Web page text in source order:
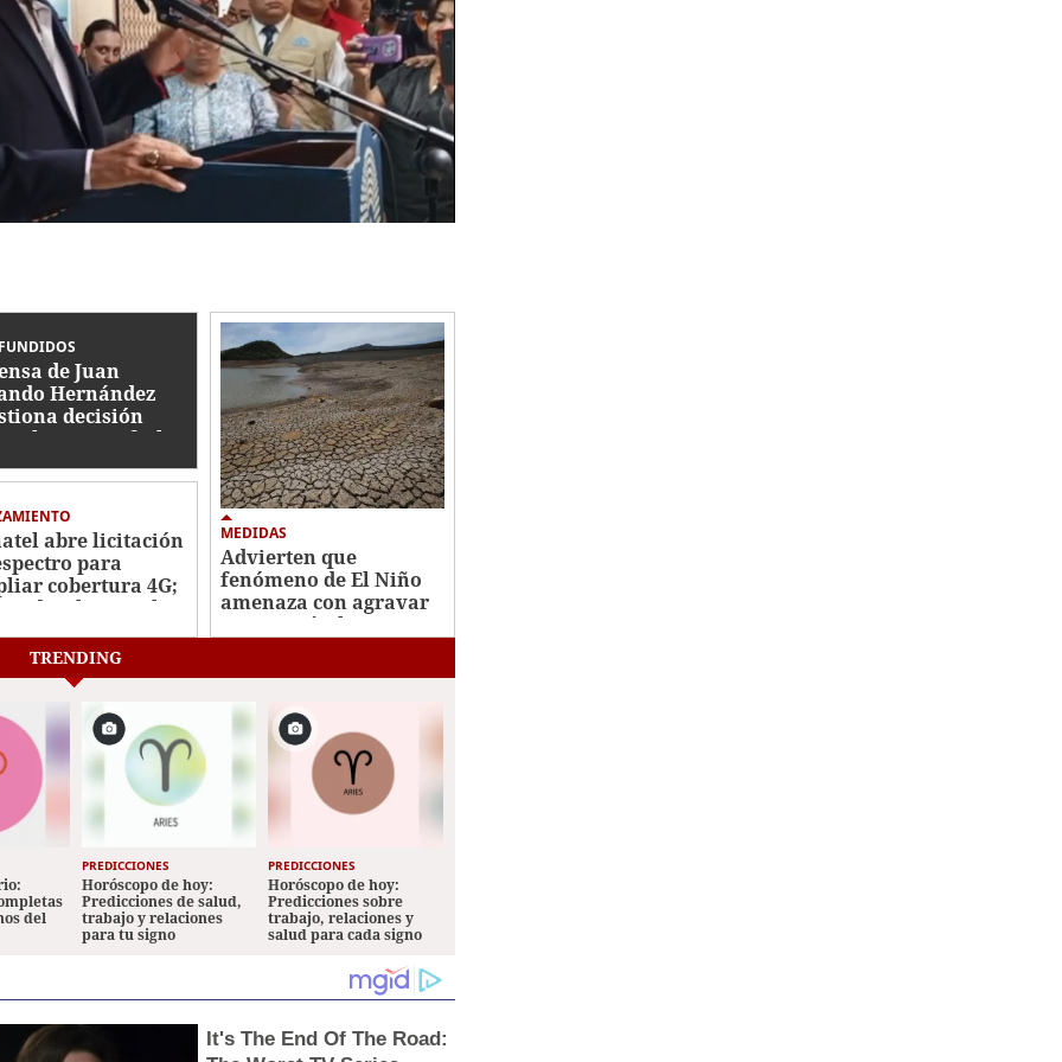
de Juan
Hernández
decisión
y espera fecha
abre licitación
para
cobertura 4G;
despliegue al
MEDIDAS
Advierten que
fenómeno de El Niño
amenaza con agravar
crisis agrícola y
TRENDING
del
PREDICCIONES
Horóscopo de hoy:
Predicciones de salud,
trabajo y relaciones
para tu signo
PREDICCIONES
Horóscopo de hoy:
Predicciones sobre
trabajo, relaciones y
salud para cada signo
It's The End Of The Road: